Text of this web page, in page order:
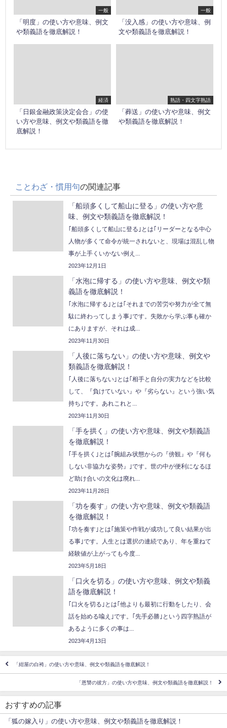
一般
「明度」の使い方や意味、例文
や類義語を徹底解説！
一般
「没入感」の使い方や意味、例
文や類義語を徹底解説！
経済
「日銀金融政策決定会合」の使
い方や意味、例文や類義語を徹
底解説！
熟語・四文字熟語
「葬送」の使い方や意味、例文
や類義語を徹底解説！
ことわざ・慣用句の関連記事
「船頭多くして船山に登る」の使い方や意
味、例文や類義語を徹底解説！
｢船頭多くして船山に登る｣とは｢リーダーとなる中心
人物が多くて命令が統一されないと、現場は混乱し物
事が上手くいかない例え...
2023年12月1日
「水泡に帰する」の使い方や意味、例文や類
義語を徹底解説！
｢水泡に帰する｣とは｢それまでの苦労や努力が全て無
駄に終わってしまう事｣です。失敗から学ぶ事も確か
にありますが、それは成...
2023年11月30日
「人後に落ちない」の使い方や意味、例文や
類義語を徹底解説！
｢人後に落ちない｣とは｢相手と自分の実力などを比較
して、『負けていない』や『劣らない』という強い気
持ち｣です。あれこれと...
2023年11月30日
「手を拱く」の使い方や意味、例文や類義語
を徹底解説！
｢手を拱く｣とは｢腕組み状態からの『傍観』や『何も
しない非協力な姿勢』｣です。世の中が便利になるほ
ど助け合いの文化は廃れ...
2023年11月28日
「功を奏す」の使い方や意味、例文や類義語
を徹底解説！
｢功を奏す｣とは｢施策や作戦が成功して良い結果が出
る事｣です。人生とは選択の連続であり、年を重ねて
経験値が上がっても今度...
2023年5月18日
「口火を切る」の使い方や意味、例文や類義
語を徹底解説！
｢口火を切る｣とは｢他よりも最初に行動をしたり、会
話を始める喩え｣です。｢先手必勝｣という四字熟語が
あるように多くの事は...
2023年4月13日
「紺屋の白袴」の使い方や意味、例文や類義語を徹底解説！
「恩讐の彼方」の使い方や意味、例文や類義語を徹底解説！
おすすめの記事
「狐の嫁入り」の使い方や意味、例文や類義語を徹底解説！